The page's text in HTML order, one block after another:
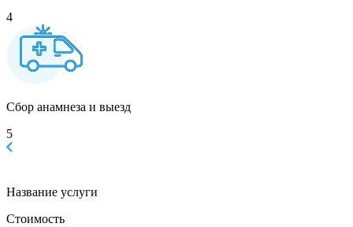
4
Сбор анамнеза и выезд
5
Название услуги
Стоимость